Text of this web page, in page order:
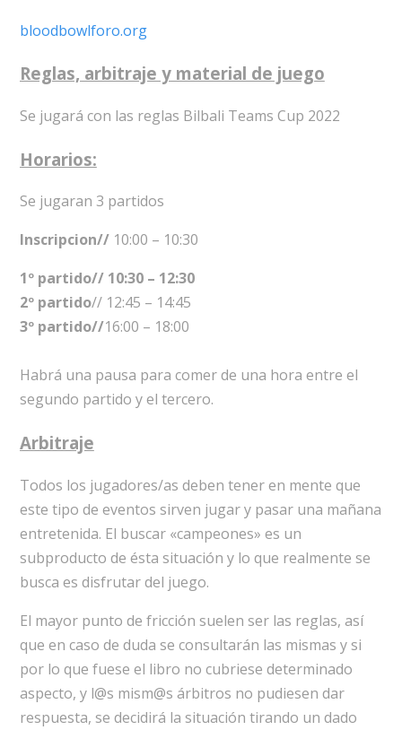
bloodbowlforo.org
Reglas, arbitraje y material de juego
Se jugará con las reglas Bilbali Teams Cup 2022
Horarios:
Se jugaran 3 partidos
Inscripcion// 10:00 – 10:30
1º partido// 10:30 – 12:30
2º partido// 12:45 – 14:45
3º partido//16:00 – 18:00
Habrá una pausa para comer de una hora entre el
segundo partido y el tercero.
Arbitraje
Todos los jugadores/as deben tener en mente que
este tipo de eventos sirven jugar y pasar una mañana
entretenida. El buscar «campeones» es un
subproducto de ésta situación y lo que realmente se
busca es disfrutar del juego.
El mayor punto de fricción suelen ser las reglas, así
que en caso de duda se consultarán las mismas y si
por lo que fuese el libro no cubriese determinado
aspecto, y l@s mism@s árbitros no pudiesen dar
respuesta, se decidirá la situación tirando un dado